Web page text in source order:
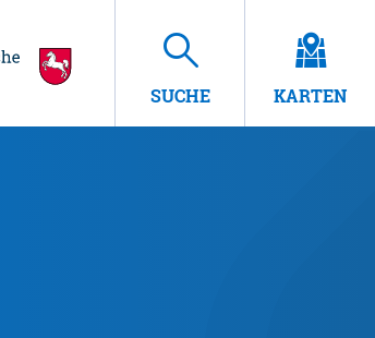
SUCHE KARTEN